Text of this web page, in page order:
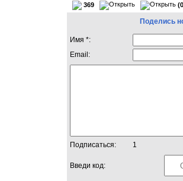
369
Поделись
Имя *:
Email:
Подписаться: 1
Введи код: